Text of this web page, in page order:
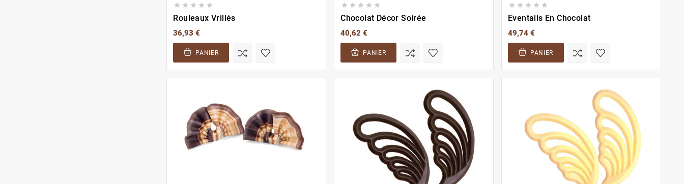
    
Rouleaux Vrillés
36,93 €
PANIER
    
Chocolat Décor Soirée
40,62 €
PANIER
    
Eventails En Chocolat
49,74 €
PANIER